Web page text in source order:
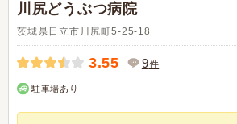
川尻どうぶつ病院
茨城県日立市川尻町5-25-18
3.55 9件
駐車場あり